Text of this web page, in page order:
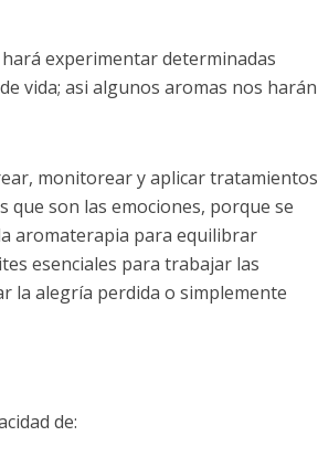
experimentar determinadas
vida; asi algunos aromas nos harán
monitorear y aplicar tratamientos
que son las emociones, porque se
aromaterapia para equilibrar
esenciales para trabajar las
la alegría perdida o simplemente
de: